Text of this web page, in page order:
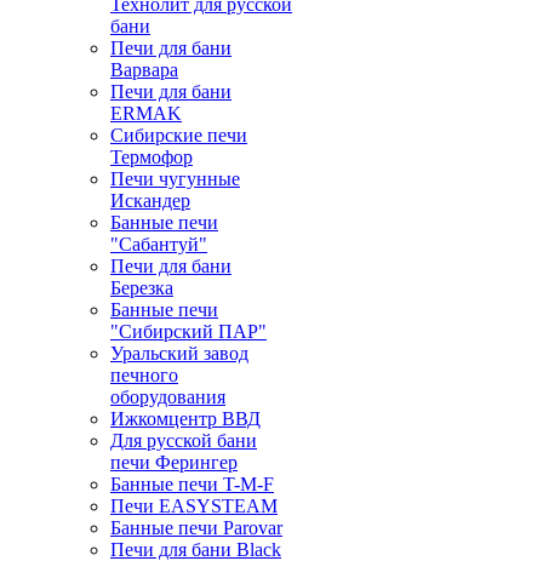
Технолит для русской
бани
Печи для бани
Варвара
Печи для бани
ERMAK
Сибирские печи
Термофор
Печи чугунные
Искандер
Банные печи
"Сабантуй"
Печи для бани
Березка
Банные печи
"Сибирский ПАР"
Уральский завод
печного
оборудования
Ижкомцентр ВВД
Для русской бани
печи Ферингер
Банные печи T-M-F
Печи EASYSTEAM
Банные печи Parovar
Печи для бани Black